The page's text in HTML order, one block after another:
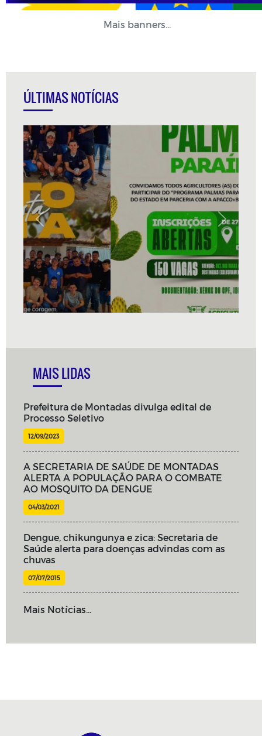
Mais banners...
ÚLTIMAS NOTÍCIAS
Previous Next
MAIS LIDAS
Prefeitura de Montadas divulga edital de
Processo Seletivo
12/09/2023
A SECRETARIA DE SAÚDE DE MONTADAS
ALERTA A POPULAÇÃO PARA O COMBATE
AO MOSQUITO DA DENGUE
04/03/2021
Dengue, chikungunya e zica: Secretaria de
Saúde alerta para doenças advindas com as
chuvas
07/07/2015
Mais Notícias...